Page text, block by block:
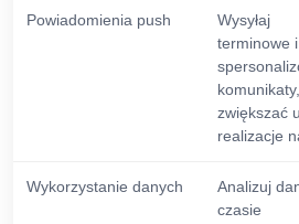
Powiadomienia push
Wysyłaj
terminowe i
zwiększać
realizacje
Wykorzystanie danych
Analizuj
czasie